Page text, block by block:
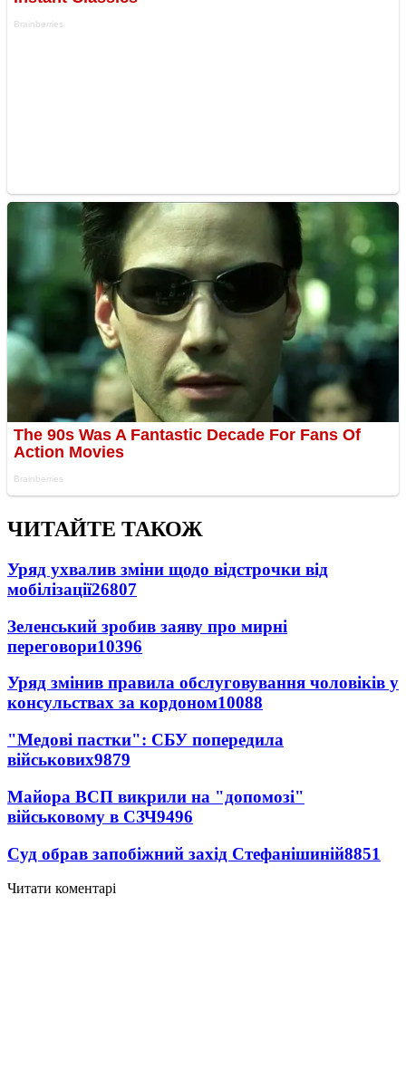
ЧИТАЙТЕ ТАКОЖ
Уряд ухвалив зміни щодо відстрочки від
мобілізації26807
Зеленський зробив заяву про мирні
переговори10396
Уряд змінив правила обслуговування чоловіків у
консульствах за кордоном10088
"Медові пастки": СБУ попередила
військових9879
Майора ВСП викрили на "допомозі"
військовому в СЗЧ9496
Суд обрав запобіжний захід Стефанішиній8851
Читати коментарі